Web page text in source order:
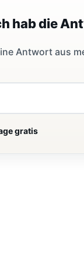
hab die
Antwort aus
gratis